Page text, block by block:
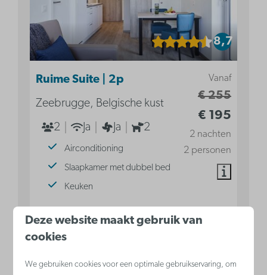
8,7
Vanaf
€ 255
€ 195
2 nachten
2 personen
Ruime Suite | 2p
Zeebrugge, Belgische kust
2
Ja Ja 2
Airconditioning
Slaapkamer met dubbel bed
Keuken
Bekijken
Deze website maakt gebruik van
cookies
We gebruiken cookies voor een optimale gebruikservaring, om